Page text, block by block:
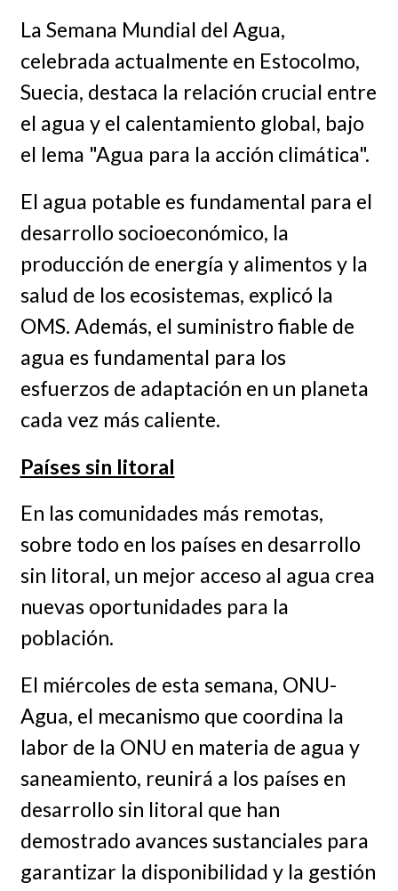
La Semana Mundial del Agua,
celebrada actualmente en Estocolmo,
Suecia, destaca la relación crucial entre
el agua y el calentamiento global, bajo
el lema "Agua para la acción climática".
El agua potable es fundamental para el
desarrollo socioeconómico, la
producción de energía y alimentos y la
salud de los ecosistemas, explicó la
OMS. Además, el suministro fiable de
agua es fundamental para los
esfuerzos de adaptación en un planeta
cada vez más caliente.
Países sin litoral
En las comunidades más remotas,
sobre todo en los países en desarrollo
sin litoral, un mejor acceso al agua crea
nuevas oportunidades para la
población.
El miércoles de esta semana, ONU-
Agua, el mecanismo que coordina la
labor de la ONU en materia de agua y
saneamiento, reunirá a los países en
desarrollo sin litoral que han
demostrado avances sustanciales para
garantizar la disponibilidad y la gestión